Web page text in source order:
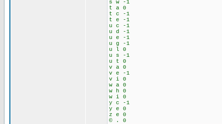
s w -1
t a 0
t c -1
t e -1
u c -1
u d -1
u e -1
u g -1
u l 0
u s -1
u t 0
v a 0
v e -1
v i 0
w a 0
w h 0
w i 0
y c -1
y e 0
z e 0
© . 0